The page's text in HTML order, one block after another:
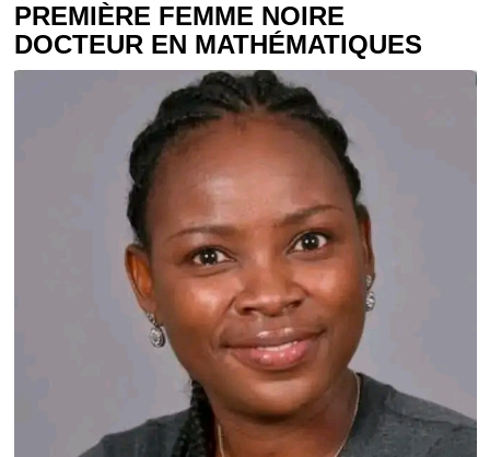
PREMIÈRE FEMME NOIRE
DOCTEUR EN MATHÉMATIQUES